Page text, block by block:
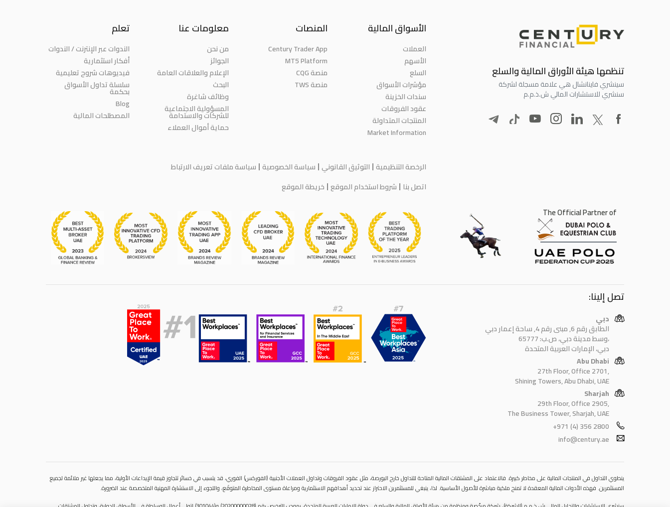
تنظمها هيئة الأوراق المالية والسلع
سينشري فاينانشال هي علامة مسجلة لشركة
سنشري للاستشارات المالي ش.ذ.م.م
الأسواق المالية
العملات
الأسهم
السلع
مؤشرات الأسواق
سندات الخزينة
عقود الفروقات
المنتجات المتداولة
Market Information
المنصات
Century Trader App
MT5 Platform
منصة CQG
منصة TWS
معلومات عنا
من نحن
الجوائز
الإعلام والعلاقات العامة
البحث
وظائف شاغرة
المسؤولية الاجتماعية
للشركات والاستدامة
حماية أموال العملاء
تعلم
الندوات عبر الإنترنت / الندوات
أفكار استثمارية
فيديوهات شروح تعليمية
سلسلة تداول الأسواق
بحكمة
Blog
المصطلحات المالية
الرخصة التنظيمية التوثيق القانوني سياسة الخصوصية سياسة ملفات تعريف الارتباط
اتصل بنا شروط استخدام الموقع خريطة الموقع
The Official Partner of
تصل إلينا:
دبي
الطابق رقم 6, مبنى رقم 4, ساحة إعمار دبي
وسط مدينة دبي، ص.ب: 65777،
دبي، الإمارات العربية المتحدة
Abu Dhabi
27th Floor, Office 2701,
Shining Towers, Abu Dhabi, UAE
Sharjah
29th Floor, Office 2905,
The Business Tower, Sharjah, UAE
+971 (4) 356 2800
info@century.ae
ينطوي التداول في المنتجات المالية على مخاطر كبيرة. فالاعتماد على المشتقات المالية المتاحة للتداول خارح البورصة، مثل عقود الفروقات وتداول العملات الأجنبية (الفوركس) الفوري، قد يتسبب في خسائر تتجاوز قيمة الإيداعات الأولية، مما يجعلها غير ملائمة لجميع
المستثمرين. فهذه الأدوات المالية المعقدة لا تمنح ملكية مباشرة للأصول الأساسية. لذا، ينبغي للمستثمرين الاحتراز عند تحديد أهدافهم الاستثمارية ومراعاة مستوى المخاطرة المتوقَع، واللجوء إلى الاستشارة المهنية المتخصصة عند الضرورة.